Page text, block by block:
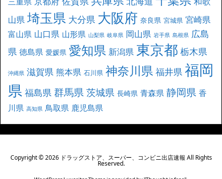
山県 埼玉県 大分県 大阪府 奈良県 宮城県 宮崎県
富山県 山口県 山形県 山梨県 岐阜県 岡山県 岩手県 島根県 広島
県 徳島県 愛媛県 愛知県 新潟県 東京都 栃木県
沖縄県 滋賀県 熊本県 石川県 神奈川県 福井県 福岡
県 福島県 群馬県茨城県 長崎県 青森県 静岡県 香
川県 高知県 鳥取県 鹿児島県
Copyright ©2026 ドラッグストア、スーパー、コンビニ出店速報 All Rights
Reserved.